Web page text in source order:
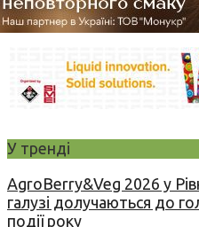
У тренді
AgroBerry&Veg 2026 у
галузі долучаються до
події року